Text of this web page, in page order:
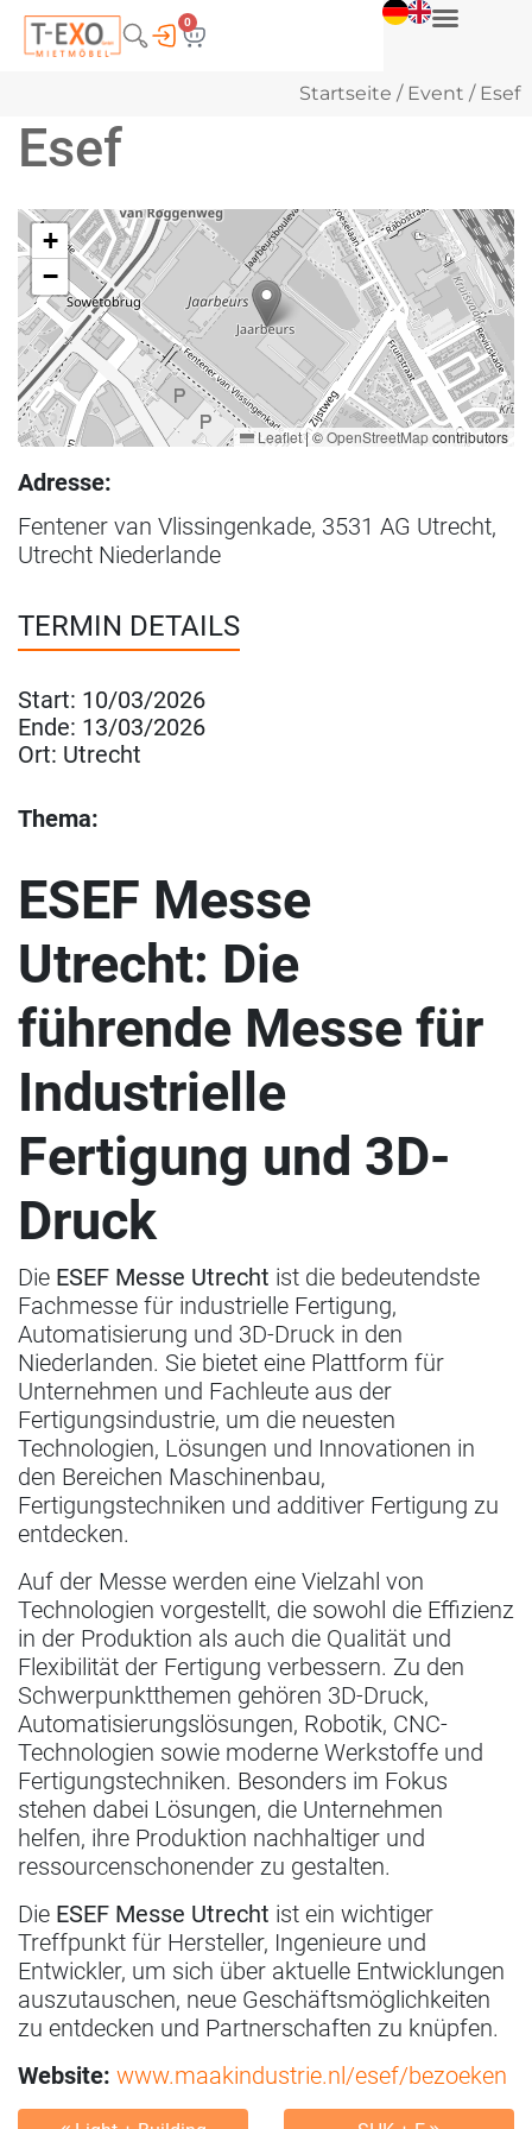
0
Startseite / Event / Esef
Esef
+
−
Leaflet|©OpenStreetMapcontributors
Adresse:
Fentener van Vlissingenkade, 3531 AG Utrecht,
Utrecht Niederlande
TERMIN DETAILS
Start: 10/03/2026
Ende: 13/03/2026
Ort: Utrecht
Thema:
ESEF Messe
Utrecht: Die
führende Messe für
Industrielle
Fertigung und 3D-
Druck
Die ESEF Messe Utrecht ist die bedeutendste
Fachmesse für industrielle Fertigung,
Automatisierung und 3D-Druck in den
Niederlanden. Sie bietet eine Plattform für
Unternehmen und Fachleute aus der
Fertigungsindustrie, um die neuesten
Technologien, Lösungen und Innovationen in
den Bereichen Maschinenbau,
Fertigungstechniken und additiver Fertigung zu
entdecken.
Auf der Messe werden eine Vielzahl von
Technologien vorgestellt, die sowohl die Effizienz
in der Produktion als auch die Qualität und
Flexibilität der Fertigung verbessern. Zu den
Schwerpunktthemen gehören 3D-Druck,
Automatisierungslösungen, Robotik, CNC-
Technologien sowie moderne Werkstoffe und
Fertigungstechniken. Besonders im Fokus
stehen dabei Lösungen, die Unternehmen
helfen, ihre Produktion nachhaltiger und
ressourcenschonender zu gestalten.
Die ESEF Messe Utrecht ist ein wichtiger
Treffpunkt für Hersteller, Ingenieure und
Entwickler, um sich über aktuelle Entwicklungen
auszutauschen, neue Geschäftsmöglichkeiten
zu entdecken und Partnerschaften zu knüpfen.
Website: www.maakindustrie.nl/esef/bezoeken